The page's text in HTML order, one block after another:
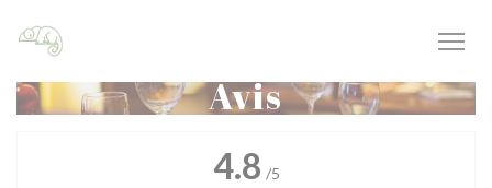
Avis
4.8 /5